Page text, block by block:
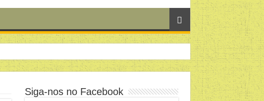
Siga-nos no Facebook